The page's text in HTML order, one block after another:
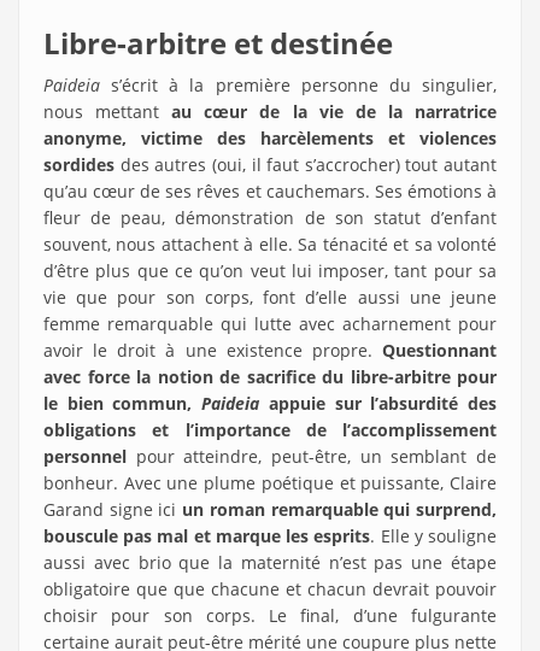
Libre-arbitre et destinée
Paideia s’écrit à la première personne du singulier,
nous mettantau cœur de la vie de la narratrice
anonyme, victime des harcèlements et violences
sordides des autres (oui, il faut s’accrocher) tout autant
qu’au cœur de ses rêves et cauchemars. Ses émotions à
fleur de peau, démonstration de son statut d’enfant
souvent, nous attachent à elle. Sa ténacité et sa volonté
d’être plus que ce qu’on veut lui imposer, tant pour sa
vie que pour son corps, font d’elle aussi une jeune
femme remarquable qui lutte avec acharnement pour
avoir le droit à une existence propre. Questionnant
avec force la notion de sacrifice du libre-arbitre pour
le bien commun,Paideia appuie sur l’absurdité des
obligations et l’importance de l’accomplissement
personnel pour atteindre, peut-être, un semblant de
bonheur. Avec une plume poétique et puissante, Claire
Garand signe ici un roman remarquable qui surprend,
bouscule pas mal et marque les esprits. Elle y souligne
aussi avec brio que la maternité n’est pas une étape
obligatoire que que chacune et chacun devrait pouvoir
choisir pour son corps. Le final, d’une fulgurante
certaine aurait peut-être mérité une coupure plus nette